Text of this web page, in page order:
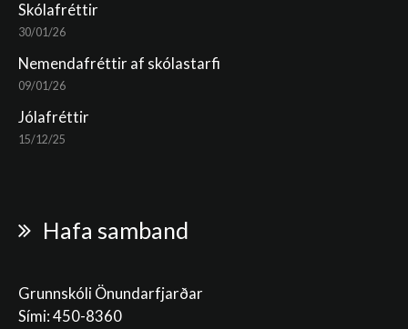
Skólafréttir
30/01/26
Nemendafréttir af skólastarfi
09/01/26
Jólafréttir
15/12/25
Hafa samband
Grunnskóli Önundarfjarðar
Sími: 450-8360